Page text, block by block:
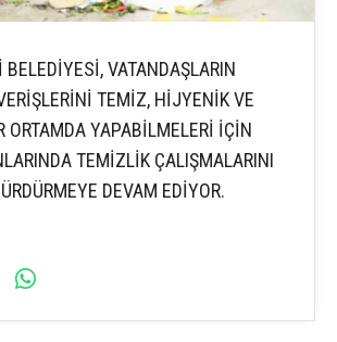
VATANDAŞLARIN
TEMİZ, HİJYENİK VE
ORTAMDA YAPABİLMELERİ İÇİN
TEMİZLİK ÇALIŞMALARINI
DEVAM EDİYOR.